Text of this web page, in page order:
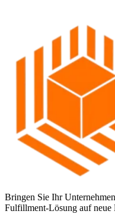
Bringen Sie Ihr
Fulfillment-Lösung auf neue